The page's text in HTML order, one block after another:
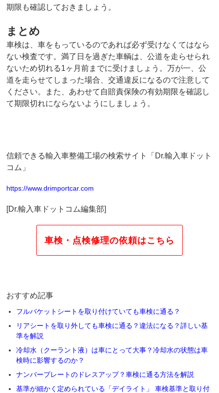
期限も確認しておきましょう。
まとめ
車検は、車をもっているのであれば必ず受けなくてはなら
ない検査です。満了日を過ぎた車輌は、公道を走らせられ
ないため切れる1ヶ月前までに受けましょう。万が一、公
道を走らせてしまった場合、交通違反になるので注意して
ください。また、あわせて自賠責保険の有効期限を確認し
て期限切れにならないようにしましょう。
信頼できる輸入車整備工場の検索サイト「Dr.輸入車ドット
コム」
https://www.drimportcar.com
[Dr.輸入車ドットコム編集部]
車検・点検修理の依頼はこちら
おすすめ記事
フルバケットシートを取り付けていても車検に通る？
リアシートを取り外しても車検に通る？違法になる？詳しい基
準を解説
冷却水（クーラント液）は車にとって大事？冷却水の状態は車
検時に影響するのか？
ナンバープレートのドレスアップ？車検に通る方法を解説
基準が細かく定められている「デイライト」 車検基準と取り付